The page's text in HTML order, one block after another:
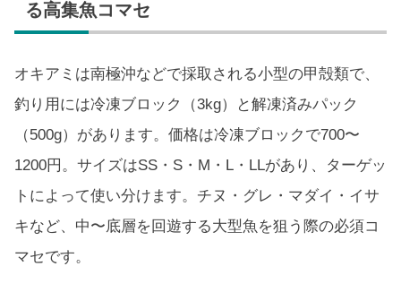
る高集魚コマセ
オキアミは南極沖などで採取される小型の甲殻類で、
釣り用には冷凍ブロック（3kg）と解凍済みパック
（500g）があります。価格は冷凍ブロックで700〜
1200円。サイズはSS・S・M・L・LLがあり、ターゲッ
トによって使い分けます。チヌ・グレ・マダイ・イサ
キなど、中〜底層を回遊する大型魚を狙う際の必須コ
マセです。